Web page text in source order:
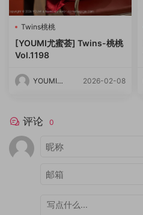
Twins桃桃
[YOUMI尤蜜荟] Twins-桃桃
Vol.1198
YOUMI尤
2026-02-08
评论 0